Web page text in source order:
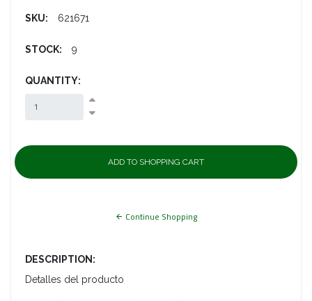
SKU: 621671
STOCK: 9
QUANTITY:
Continue Shopping
DESCRIPTION:
Detalles del producto